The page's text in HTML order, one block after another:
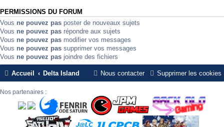
PERMISSIONS DU FORUM
Vous ne pouvez pas poster de nouveaux sujets
Vous ne pouvez pas répondre aux sujets
Vous ne pouvez pas modifier vos messages
Vous ne pouvez pas supprimer vos messages
Vous ne pouvez pas joindre des fichiers
Accueil Delta Island Supprimer les cookies
Nous contacter
Nos partenaires :